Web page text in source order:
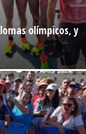
olímpicos, y